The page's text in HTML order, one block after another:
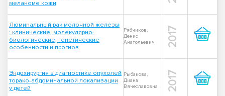
меланоме кожи
Люминальный рак молочной железы
: клинические, молекулярно-
биологические, генетические
особенности и прогноз
Рябчиков,
Денис
Анатольевич
2017
Эндохирургия в диагностике опухолей
торако-абдоминальной локализации
у детей
Рыбакова,
Диана
Вячеславовна
2017